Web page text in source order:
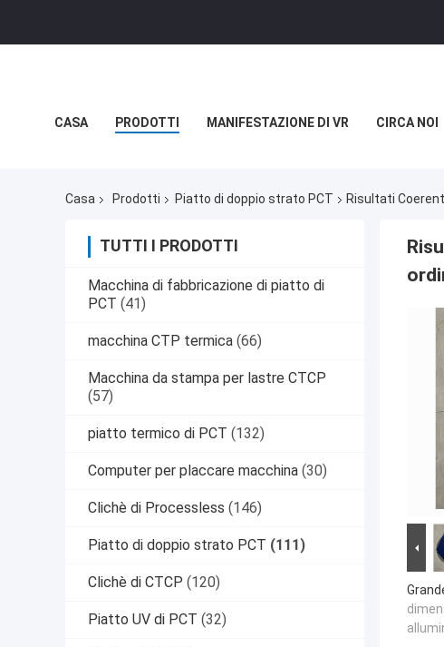
CASA PRODOTTI MANIFESTAZIONE DI VR CIRCA NOI
Casa Prodotti Piatto di doppio strato PCT Risultati
TUTTI I PRODOTTI
Macchina di fabbricazione di piatto di
PCT (41)
macchina CTP termica (66)
Macchina da stampa per lastre CTCP
(57)
piatto termico di PCT (132)
Computer per placcare macchina (30)
Clichè di Processless (146)
Piatto di doppio strato PCT (111)
Clichè di CTCP (120)
Piatto UV di PCT (32)